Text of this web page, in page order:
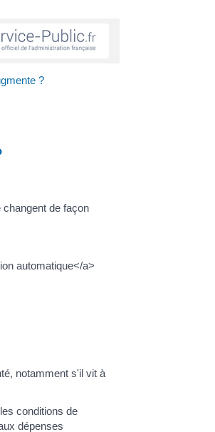
?
de façon
automatique</a>
notamment s'il vit à
conditions de
dépenses